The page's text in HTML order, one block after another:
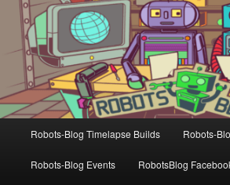
Robots-Blog Timelapse Builds Robots-
Robots-Blog Events RobotsBlog